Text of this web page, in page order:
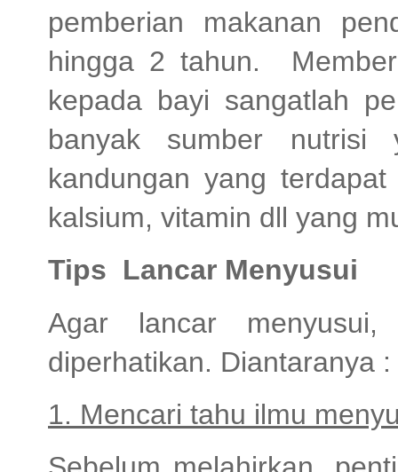
pemberian makanan
hingga 2 tahun.
kepada bayi sangatlah
banyak sumber nutrisi
kandungan yang
kalsium, vitamin dll yang
Tips Lancar Menyusui
Agar lancar
diperhatikan. Diantaranya :
1. Mencari tahu ilmu